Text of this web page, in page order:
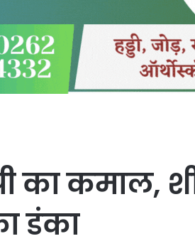
का कमाल,
डंका